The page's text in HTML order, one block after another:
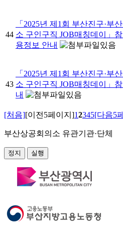
44
「2025년 제1회 부산진구·부
소 구인구직 JOB매칭데이」
용정보 안내
43
「2025년 제1회 부산진구·부
소 구인구직 JOB매칭데이」
내
[처음][이전5페이지]12345[다음5
부산상공회의소 유관기관·단체
정지 실행